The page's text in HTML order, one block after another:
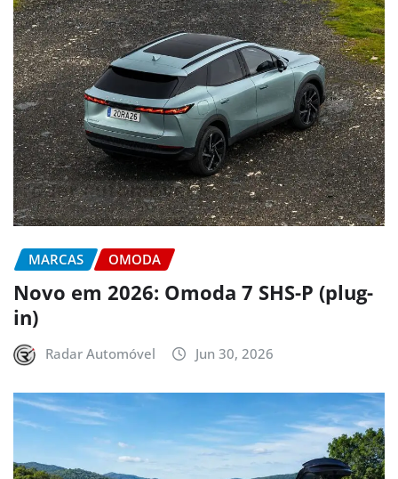
MARCAS OMODA
Novo em 2026: Omoda 7 SHS-P (plug-
in)
Radar Automóvel Jun 30, 2026